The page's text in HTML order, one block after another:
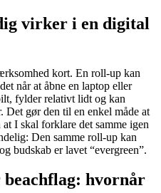
virker i en digital
kort. En roll-up kan
når at åbne en laptop eller
fylder relativt lidt og kan
Det gør den til en enkel måde at
I skal forklare det samme igen
Den samme roll-up kan
budskab er lavet “evergreen”.
hvornår